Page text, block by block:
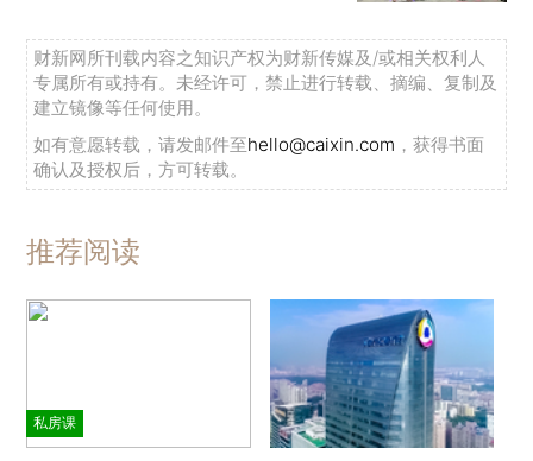
财新网所刊载内容之知识产权为财新传媒及/或相关权利人
专属所有或持有。未经许可，禁止进行转载、摘编、复制及
建立镜像等任何使用。
如有意愿转载，请发邮件至hello@caixin.com ，获得书面
确认及授权后，方可转载。
推荐阅读
私房课